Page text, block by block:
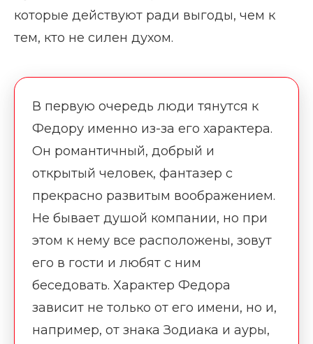
которые действуют ради выгоды, чем к
тем, кто не силен духом.
В первую очередь люди тянутся к
Федору именно из-за его характера.
Он романтичный, добрый и
открытый человек, фантазер с
прекрасно развитым воображением.
Не бывает душой компании, но при
этом к нему все расположены, зовут
его в гости и любят с ним
беседовать. Характер Федора
зависит не только от его имени, но и,
например, от знака Зодиака и ауры,